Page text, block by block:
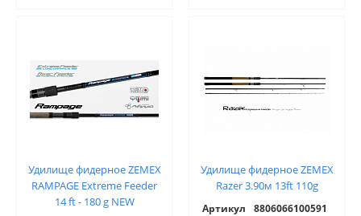
Удилище фидерное ZEMEX
RAMPAGE Extreme Feeder
14 ft - 180 g NEW
Удилище фидерное ZEMEX
Razer 3.90м 13ft 110g
Артикул 8806066100591